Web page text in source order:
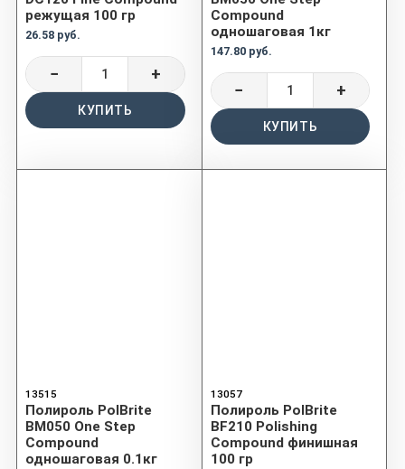
режущая 100 гр
26.58 руб.
− +
КУПИТЬ
Compound
одношаговая 1кг
147.80 руб.
− +
КУПИТЬ
13515
Полироль PolBrite
BM050 One Step
Compound
одношаговая 0.1кг
13057
Полироль PolBrite
BF210 Polishing
Compound финишная
100 гр